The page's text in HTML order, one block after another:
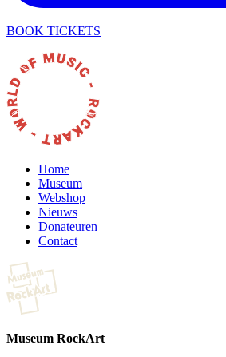
BOOK TICKETS
Home
Museum
Webshop
Nieuws
Donateuren
Contact
Museum RockArt